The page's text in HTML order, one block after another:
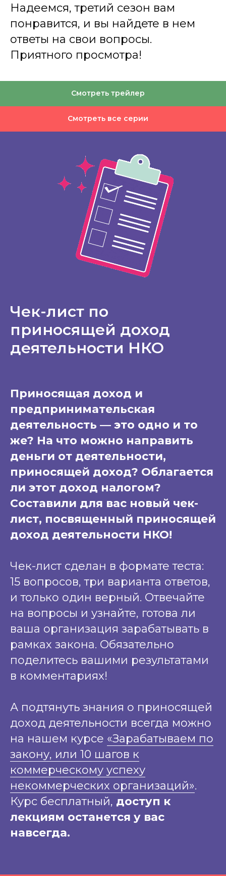
Надеемся, третий сезон вам
понравится, и вы найдете в нем
ответы на свои вопросы.
Приятного просмотра!
Смотреть трейлер
Смотреть все серии
Чек-лист по
приносящей доход
деятельности НКО
Приносящая доход и
предпринимательская
деятельность — это одно и то
же? На что можно направить
деньги от деятельности,
приносящей доход? Облагается
ли этот доход налогом?
Составили для вас новый чек-
лист, посвященный приносящей
доход деятельности НКО!
Чек-лист сделан в формате теста:
15 вопросов, три варианта ответов,
и только один верный. Отвечайте
на вопросы и узнайте, готова ли
ваша организация зарабатывать в
рамках закона. Обязательно
поделитесь вашими результатами
в комментариях!
А подтянуть знания о приносящей
доход деятельности всегда можно
на нашем курсе «Зарабатываем по
закону, или 10 шагов к
коммерческому успеху
некоммерческих организаций».
Курс бесплатный, доступ к
лекциям останется у вас
навсегда.